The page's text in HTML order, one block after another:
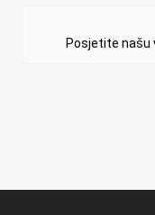
Posjetite našu